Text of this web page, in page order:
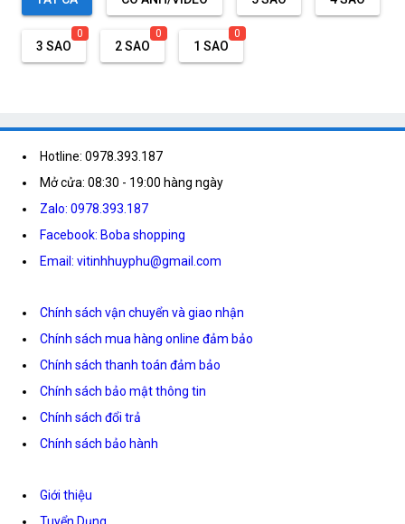
3 SAO
0
2 SAO
0
1 SAO
0
Hotline: 0978.393.187
Mở cửa: 08:30 - 19:00 hàng ngày
Zalo: 0978.393.187
Facebook: Boba shopping
Email: vitinhhuyphu@gmail.com
Chính sách vận chuyển và giao nhận
Chính sách mua hàng online đảm bảo
Chính sách thanh toán đảm bảo
Chính sách bảo mật thông tin
Chính sách đổi trả
Chính sách bảo hành
Giới thiệu